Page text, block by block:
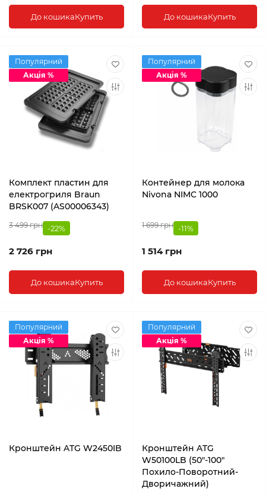
До кошикаКупить До кошикаКупить
Популярний
Акція %
Комплект пластин для
електрогриля Braun
BRSK007 (AS00006343)
3 499 грн -22%
2 726 грн
До кошикаКупить
Популярний
Акція %
Контейнер для молока
Nivona NIMC 1000
1 699 грн -11%
1 514 грн
До кошикаКупить
Популярний
Акція %
Кронштейн ATG W2450IB
Популярний
Акція %
Кронштейн ATG
W50100LB (50"-100"
Похило-Поворотний-
Дворичажний)